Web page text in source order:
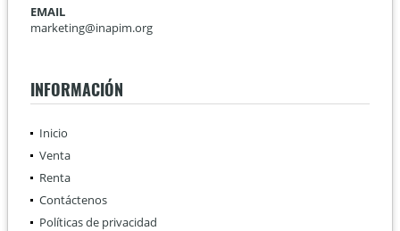
EMAIL
marketing@inapim.org
INFORMACIÓN
Inicio
Venta
Renta
Contáctenos
Políticas de privacidad